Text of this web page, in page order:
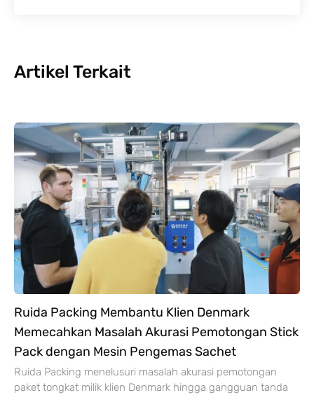
Artikel Terkait
Ruida Packing Membantu Klien Denmark
Memecahkan Masalah Akurasi Pemotongan Stick
Pack dengan Mesin Pengemas Sachet
Ruida Packing menelusuri masalah akurasi pemotongan
paket tongkat milik klien Denmark hingga gangguan tanda